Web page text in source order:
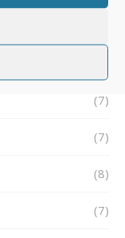
(7)
(7)
(8)
(7)